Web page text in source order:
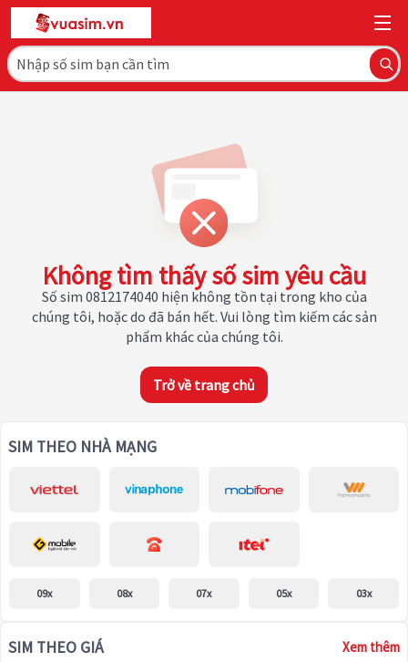
Không tìm thấy số sim yêu cầu
Số sim 0812174040 hiện không tồn tại trong kho của
chúng tôi, hoặc do đã bán hết. Vui lòng tìm kiếm các sản
phẩm khác của chúng tôi.
Trở về trang chủ
SIM THEO NHÀ MẠNG
09x 08x 07x 05x 03x
SIM THEO GIÁ Xem thêm